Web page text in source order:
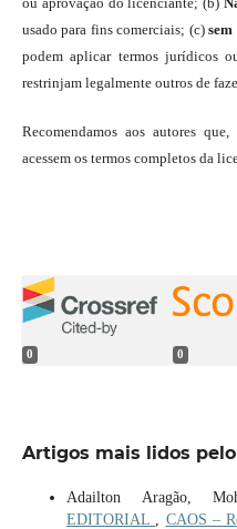
usado para fins comerciais; (c)
podem aplicar termos jurídicos
restrinjam legalmente outros de
Recomendamos aos autores
acessem os termos completos da
0 0
Artigos mais lidos
Adailton Aragão,
EDITORIAL
CAOS –